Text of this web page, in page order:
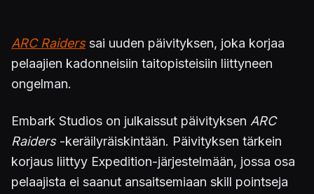
ARC Raiderssai uuden päivityksen, joka korjaa
pelaajien kadonneisiin taitopisteisiin liittyneen
ongelman.
Embark Studios on julkaissut päivityksen ARC
Raiders-keräilyräiskintään. Päivityksen tärkein
korjaus liittyy Expedition-järjestelmään, jossa osa
pelaajista ei saanut ansaitsemiaan skill pointseja